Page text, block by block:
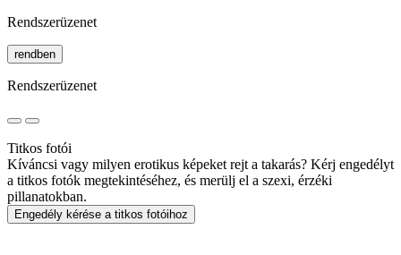
Rendszerüzenet
rendben
Rendszerüzenet
Titkos fotói
Kíváncsi vagy milyen erotikus képeket rejt a takarás? Kérj engedélyt
a titkos fotók megtekintéséhez, és merülj el a szexi, érzéki
pillanatokban.
Engedély kérése a titkos fotóihoz